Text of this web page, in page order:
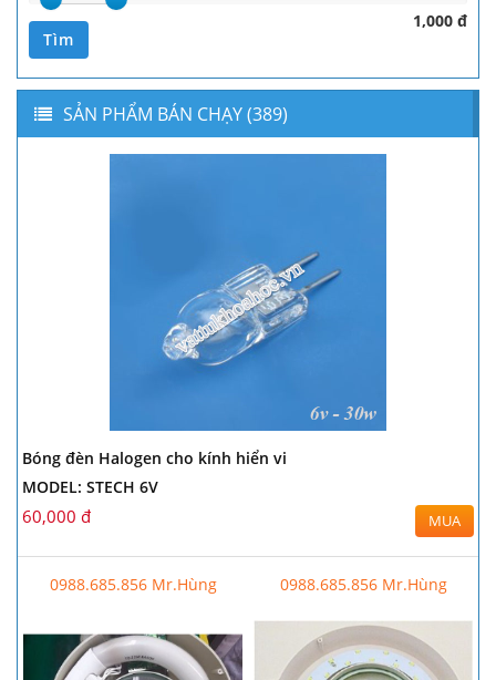
1,000 đ
Tìm
SẢN PHẨM BÁN CHẠY (389)
Bóng đèn Halogen cho kính hiển vi
MODEL: STECH 6V
60,000 đ MUA
0988.685.856 Mr.Hùng 0988.685.856 Mr.Hùng